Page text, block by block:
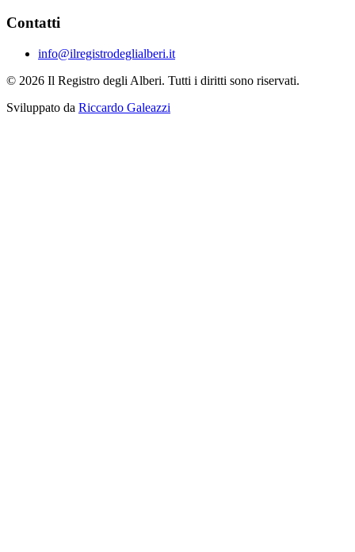
Contatti
info@ilregistrodeglialberi.it
© 2026 Il Registro degli Alberi. Tutti i diritti sono riservati.
Sviluppato da Riccardo Galeazzi